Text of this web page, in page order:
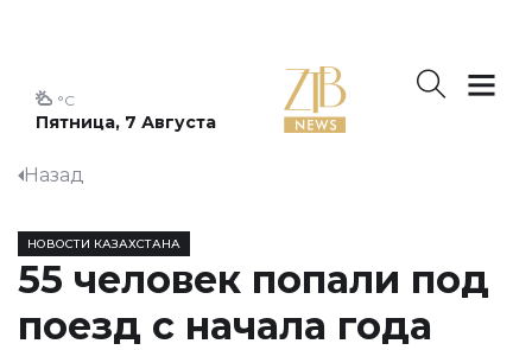
Пятница, 7 Августа
°C
Назад
НОВОСТИ КАЗАХСТАНА
55 человек попали под
поезд с начала года